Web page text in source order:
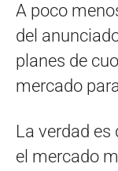
A poco
del
planes de
mercado
La verdad es
el mercado